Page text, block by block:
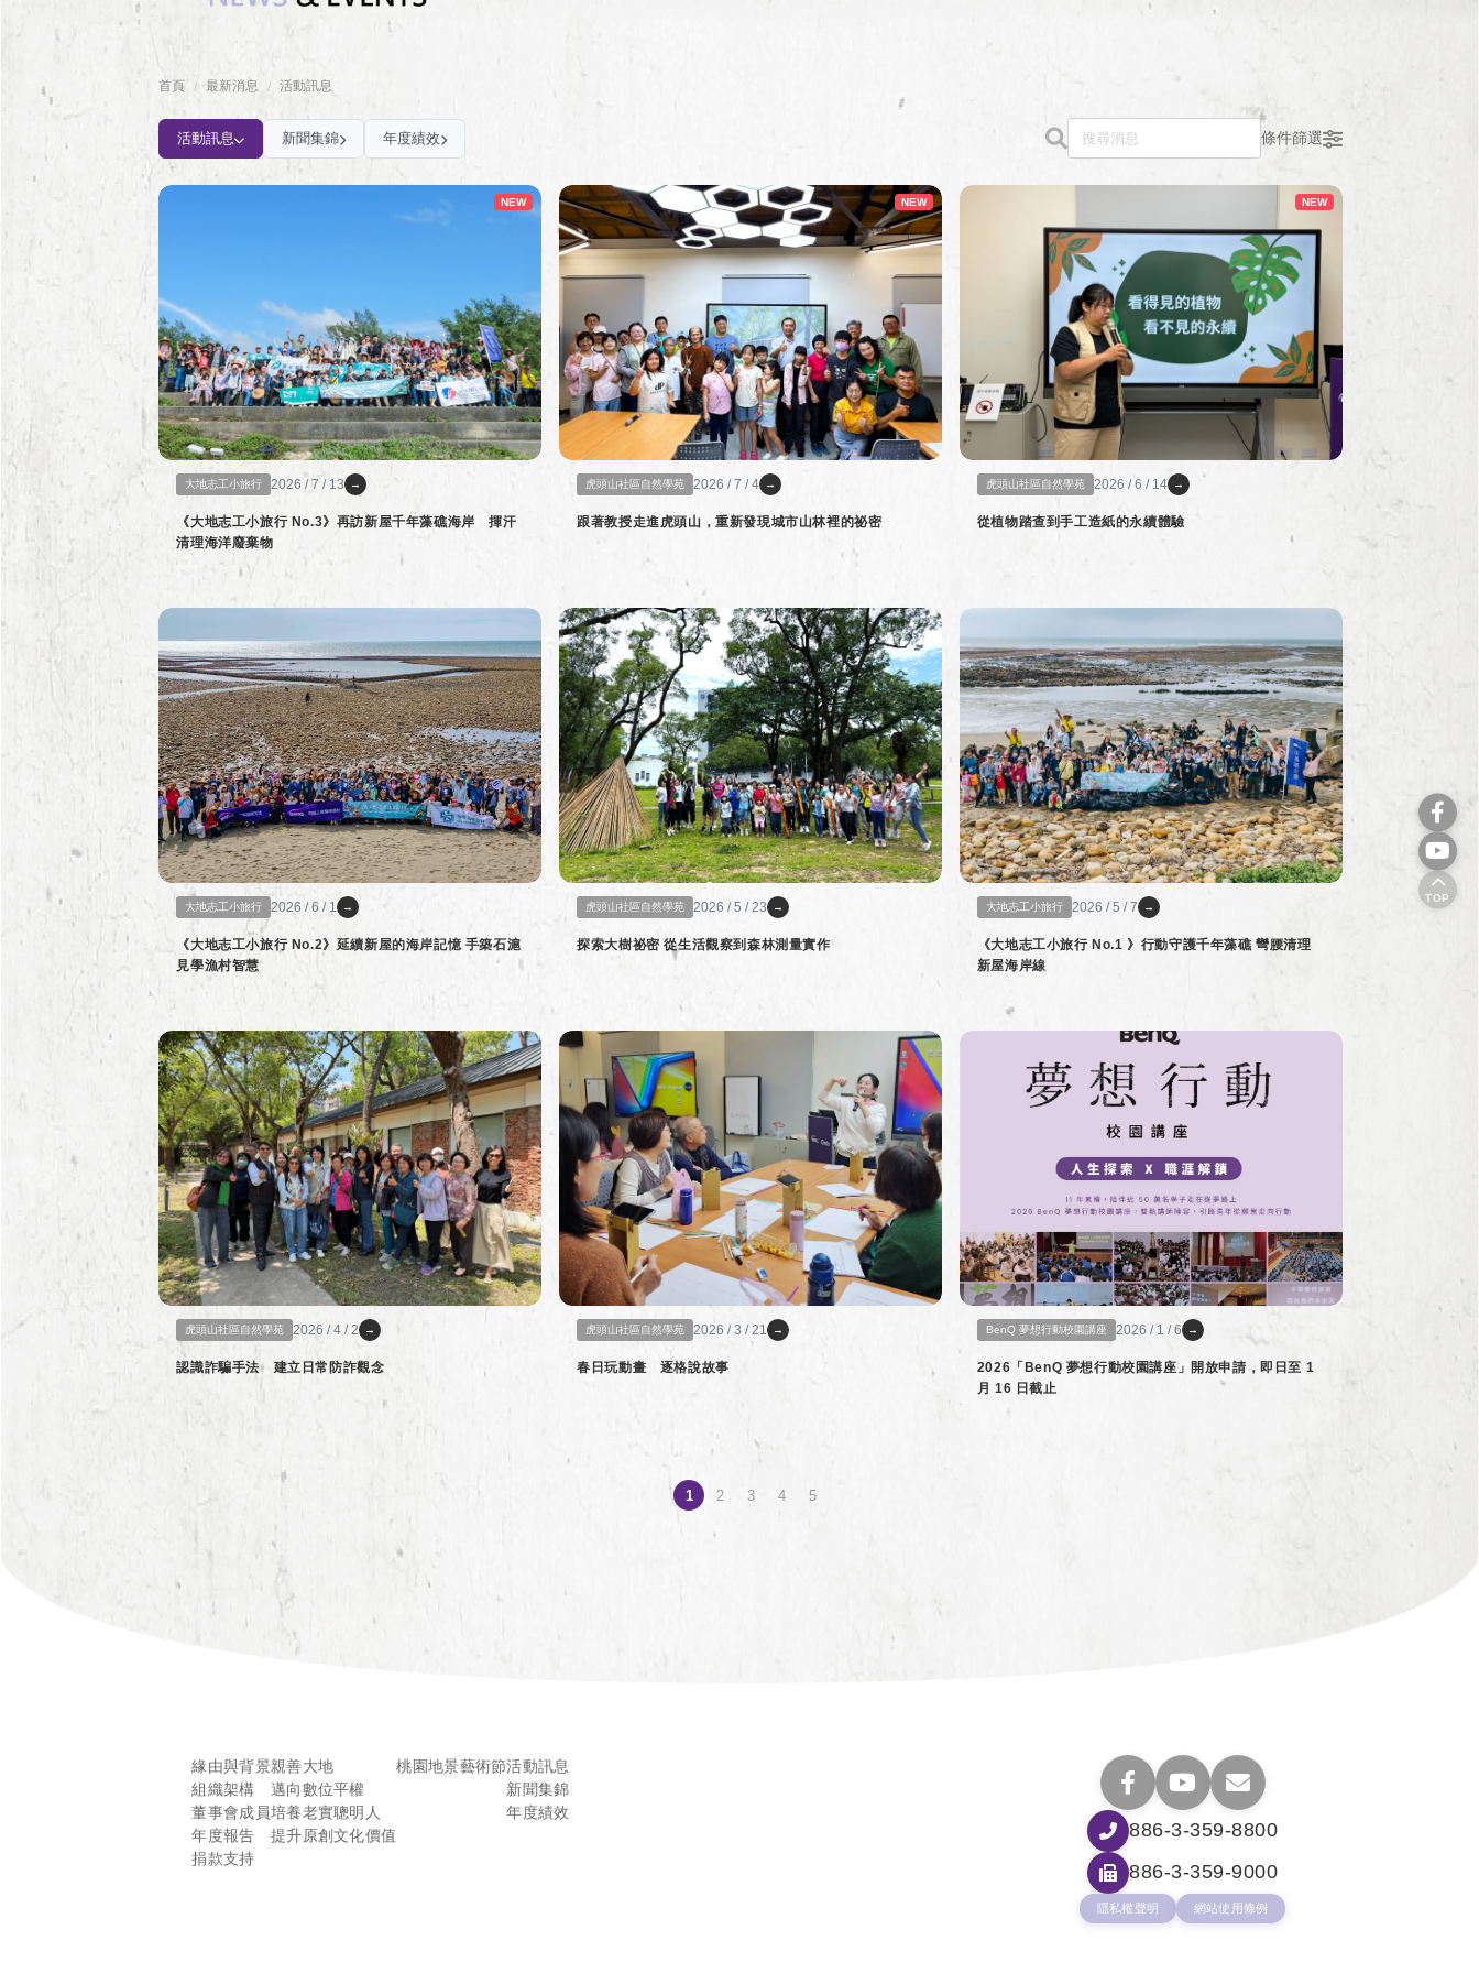
首頁 / 最新消息 / 活動訊息
活動訊息 新聞集錦 年度績效 條件篩選
NEW
大地志工小旅行 2026 / 7 / 13 →
《大地志工小旅行 No.3》再訪新屋千年藻礁海岸 揮汗
清理海洋廢棄物
NEW
虎頭山社區自然學苑 2026 / 7 / 4 →
跟著教授走進虎頭山，重新發現城市山林裡的祕密
NEW
虎頭山社區自然學苑 2026 / 6 / 14 →
從植物踏查到手工造紙的永續體驗
大地志工小旅行 2026 / 6 / 1 →
《大地志工小旅行 No.2》延續新屋的海岸記憶 手築石滬
見學漁村智慧
虎頭山社區自然學苑 2026 / 5 / 23 →
探索大樹祕密 從生活觀察到森林測量實作
大地志工小旅行 2026 / 5 / 7 →
《大地志工小旅行 No.1 》行動守護千年藻礁 彎腰清理
新屋海岸線
虎頭山社區自然學苑 2026 / 4 / 2 →
認識詐騙手法 建立日常防詐觀念
虎頭山社區自然學苑 2026 / 3 / 21 →
春日玩動畫 逐格說故事
BenQ 夢想行動校園講座 2026 / 1 / 6 →
2026「BenQ 夢想行動校園講座」開放申請，即日至 1
月 16 日截止
1 2 3 4 5
TOP
緣由與背景
組織架構
董事會成員
年度報告
捐款支持
親善大地
邁向數位平權
培養老實聰明人
提升原創文化價值
桃園地景藝術節活動訊息
新聞集錦
年度績效
886-3-359-8800
886-3-359-9000
隱私權聲明 網站使用條例